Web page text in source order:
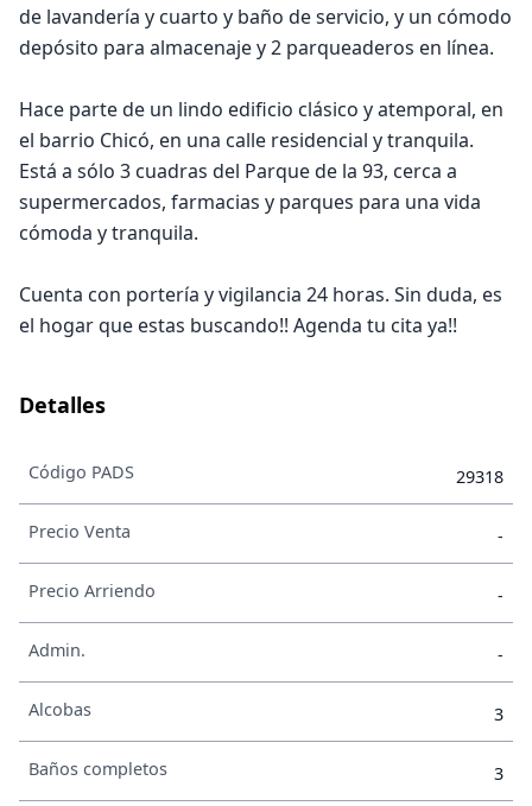
de lavandería y cuarto y baño de servicio, y un cómodo
depósito para almacenaje y 2 parqueaderos en línea.
Hace parte de un lindo edificio clásico y atemporal, en
el barrio Chicó, en una calle residencial y tranquila.
Está a sólo 3 cuadras del Parque de la 93, cerca a
supermercados, farmacias y parques para una vida
cómoda y tranquila.
Cuenta con portería y vigilancia 24 horas. Sin duda, es
el hogar que estas buscando!! Agenda tu cita ya!!
Detalles
Código PADS 29318
Precio Venta -
Precio Arriendo -
Admin. -
Alcobas 3
Baños completos 3